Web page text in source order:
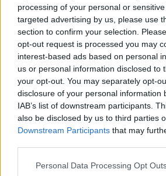
processing of your personal or
targeted advertising by us, please use
section to confirm your selection.
opt-out request is processed you may
interest-based ads based on personal
us or personal information disclosed to
your opt-out. You may separately opt-
disclosure of your personal information
IAB’s list of downstream participants.
also be disclosed by us to third parties
Downstream Participants that may
Personal Data Processing Opt
Συνεργασία ΔΕΥΑ Μετεώρων
επαρκές και καθαρό νερό